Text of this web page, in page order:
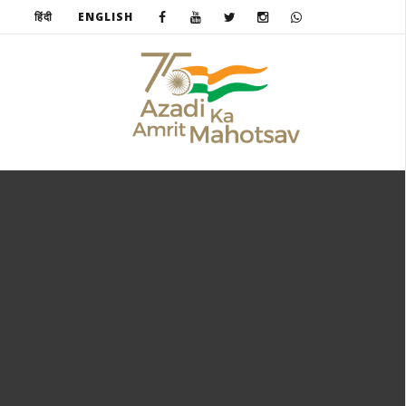
हिंदी ENGLISH